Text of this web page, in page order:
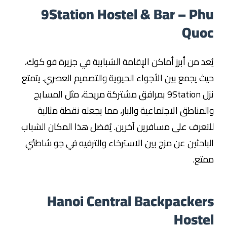
9Station Hostel & Bar – Phu
Quoc
يُعد من أبرز أماكن الإقامة الشبابية في جزيرة فو كوك،
حيث يجمع بين الأجواء الحيوية والتصميم العصري. يتمتع
نزل 9Station بمرافق مشتركة مريحة، مثل المسابح
والمناطق الاجتماعية والبار، مما يجعله نقطة مثالية
للتعرف على مسافرين آخرين. يُفضل هذا المكان الشباب
الباحثين عن مزج بين الاسترخاء والترفيه في جو شاطئي
ممتع.
Hanoi Central Backpackers
Hostel